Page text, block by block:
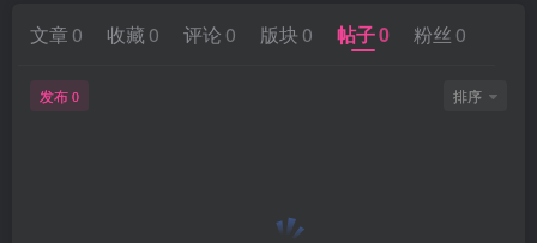
文章 0 收藏 0 评论 0 版块 0 帖子0 粉丝 0
发布 0 排序